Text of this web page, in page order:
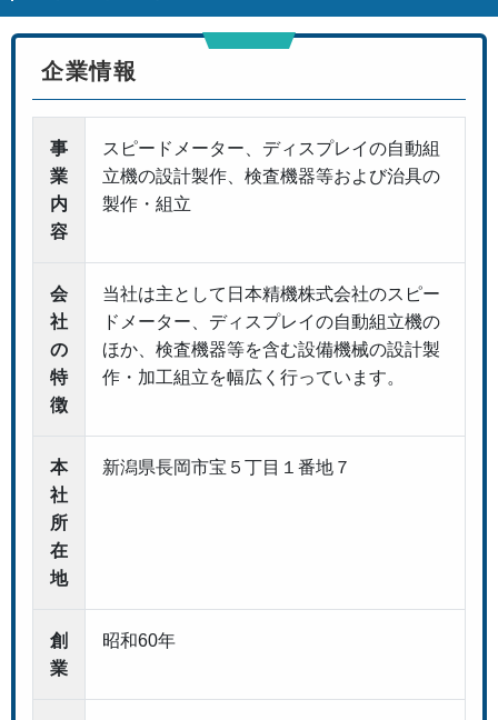
企業情報
事
業
内
容
スピードメーター、ディスプレイの自動組
立機の設計製作、検査機器等および治具の
製作・組立
会
社
の
特
徴
当社は主として日本精機株式会社のスピー
ドメーター、ディスプレイの自動組立機の
ほか、検査機器等を含む設備機械の設計製
作・加工組立を幅広く行っています。
本
社
所
在
地
新潟県長岡市宝５丁目１番地７
創
業
昭和60年